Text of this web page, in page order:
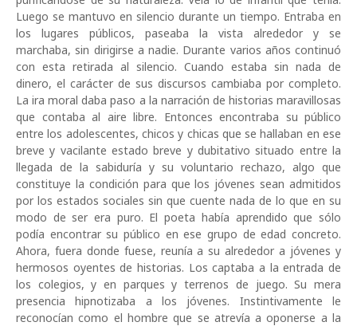
Luego se mantuvo en silencio durante un tiempo. Entraba en
los lugares públicos, paseaba la vista alrededor y se
marchaba, sin dirigirse a nadie. Durante varios años continuó
con esta retirada al silencio. Cuando estaba sin nada de
dinero, el carácter de sus discursos cambiaba por completo.
La ira moral daba paso a la narración de historias maravillosas
que contaba al aire libre. Entonces encontraba su público
entre los adolescentes, chicos y chicas que se hallaban en ese
breve y vacilante estado breve y dubitativo situado entre la
llegada de la sabiduría y su voluntario rechazo, algo que
constituye la condición para que los jóvenes sean admitidos
por los estados sociales sin que cuente nada de lo que en su
modo de ser era puro. El poeta había aprendido que sólo
podía encontrar su público en ese grupo de edad concreto.
Ahora, fuera donde fuese, reunía a su alrededor a jóvenes y
hermosos oyentes de historias. Los captaba a la entrada de
los colegios, y en parques y terrenos de juego. Su mera
presencia hipnotizaba a los jóvenes. Instintivamente le
reconocían como el hombre que se atrevía a oponerse a la